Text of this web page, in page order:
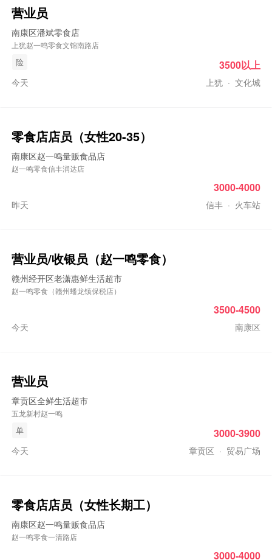
营业员
南康区潘斌零食店
上犹赵一鸣零食文锦南路店
险
今天 上犹 · 文化城
3500以上
零食店店员（女性20-35）
南康区赵一鸣量贩食品店
赵一鸣零食信丰润达店
昨天 信丰 · 火车站
3000-4000
营业员/收银员（赵一鸣零食）
赣州经开区老潇惠鲜生活超市
赵一鸣零食（赣州蟠龙镇保税店）
今天 南康区
3500-4500
营业员
章贡区全鲜生活超市
五龙新村赵一鸣
单
今天 章贡区 · 贸易广场
3000-3900
零食店店员（女性长期工）
南康区赵一鸣量贩食品店
赵一鸣零食一清路店
3000-4000